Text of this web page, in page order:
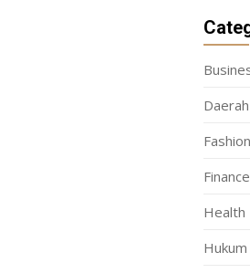
Daerah
Fashion
Finance
Health
Hukum